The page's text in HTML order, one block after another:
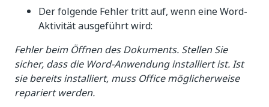
Der folgende Fehler tritt auf, wenn eine Word-
Aktivität ausgeführt wird:
Fehler beim Öffnen des Dokuments. Stellen Sie
sicher, dass die Word-Anwendung installiert ist. Ist
sie bereits installiert, muss Office möglicherweise
repariert werden.